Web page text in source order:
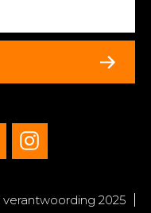
verantwoording 2025